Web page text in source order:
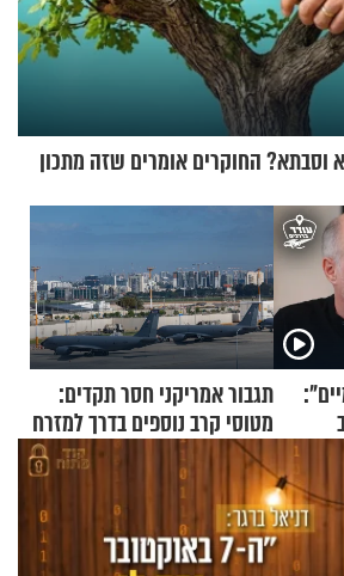
החוקרים אומרים שזה מתכון
תגבור אמריקני חסר תקדים:
מטוסי קרב נוספים בדרך למזרח
התיכון